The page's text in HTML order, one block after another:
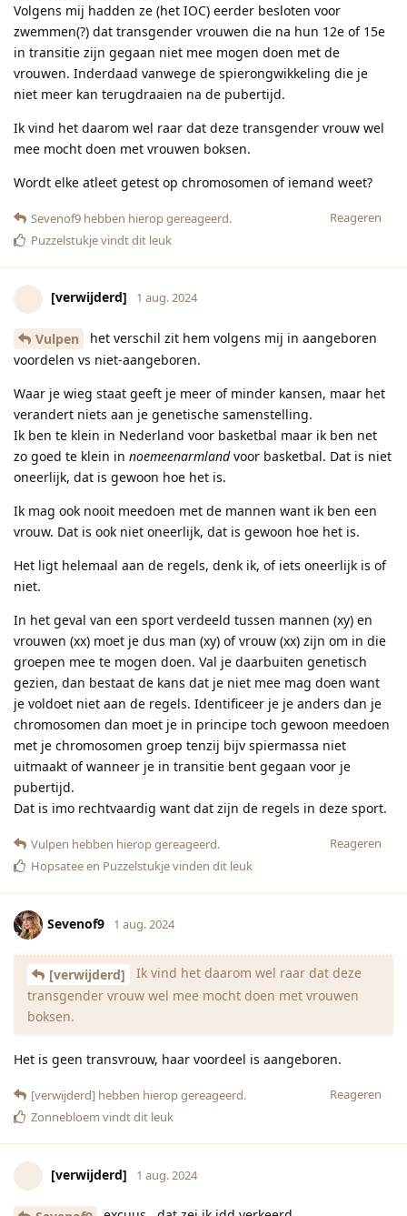
Volgens mij hadden ze (het IOC) eerder besloten voor
zwemmen(?) dat transgender vrouwen die na hun 12e of 15e
in transitie zijn gegaan niet mee mogen doen met de
vrouwen. Inderdaad vanwege de spierongwikkeling die je
niet meer kan terugdraaien na de pubertijd.
Ik vind het daarom wel raar dat deze transgender vrouw wel
mee mocht doen met vrouwen boksen.
Wordt elke atleet getest op chromosomen of iemand weet?
Reageren
Sevenof9 hebben hierop gereageerd.
Puzzelstukjevindt dit leuk
[verwijderd] 1 aug. 2024
Vulpen
het verschil zit hem volgens mij in aangeboren
voordelen vs niet-aangeboren.
Waar je wieg staat geeft je meer of minder kansen, maar het
verandert niets aan je genetische samenstelling.
Ik ben te klein in Nederland voor basketbal maar ik ben net
zo goed te klein in noemeenarmlandvoor basketbal. Dat is niet
oneerlijk, dat is gewoon hoe het is.
Ik mag ook nooit meedoen met de mannen want ik ben een
vrouw. Dat is ook niet oneerlijk, dat is gewoon hoe het is.
Het ligt helemaal aan de regels, denk ik, of iets oneerlijk is of
niet.
In het geval van een sport verdeeld tussen mannen (xy) en
vrouwen (xx) moet je dus man (xy) of vrouw (xx) zijn om in die
groepen mee te mogen doen. Val je daarbuiten genetisch
gezien, dan bestaat de kans dat je niet mee mag doen want
je voldoet niet aan de regels. Identificeer je je anders dan je
chromosomen dan moet je in principe toch gewoon meedoen
met je chromosomen groep tenzij bijv spiermassa niet
uitmaakt of wanneer je in transitie bent gegaan voor je
pubertijd.
Dat is imo rechtvaardig want dat zijn de regels in deze sport.
Reageren
Vulpen hebben hierop gereageerd.
Hopsateeen Puzzelstukjevinden dit leuk
Sevenof9 1 aug. 2024
[verwijderd]
Ik vind het daarom wel raar dat deze
transgender vrouw wel mee mocht doen met vrouwen
boksen.
Het is geen transvrouw, haar voordeel is aangeboren.
Reageren
[verwijderd] hebben hierop gereageerd.
Zonnebloem vindt dit leuk
[verwijderd] 1 aug. 2024